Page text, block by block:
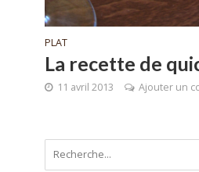
PLAT
La recette de
11 avril 2013 Ajouter un